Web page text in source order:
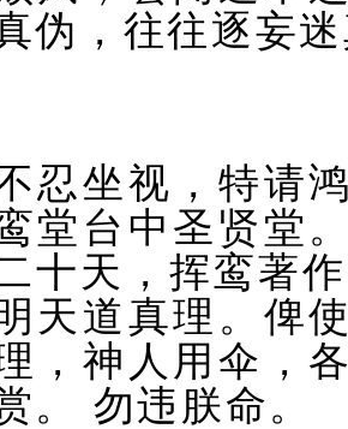
伪，往往逐妄
忍坐视，特请
堂台中圣贤堂
十天，挥鸾著
天道真理。俾
，神人用伞，
。 勿违朕命。